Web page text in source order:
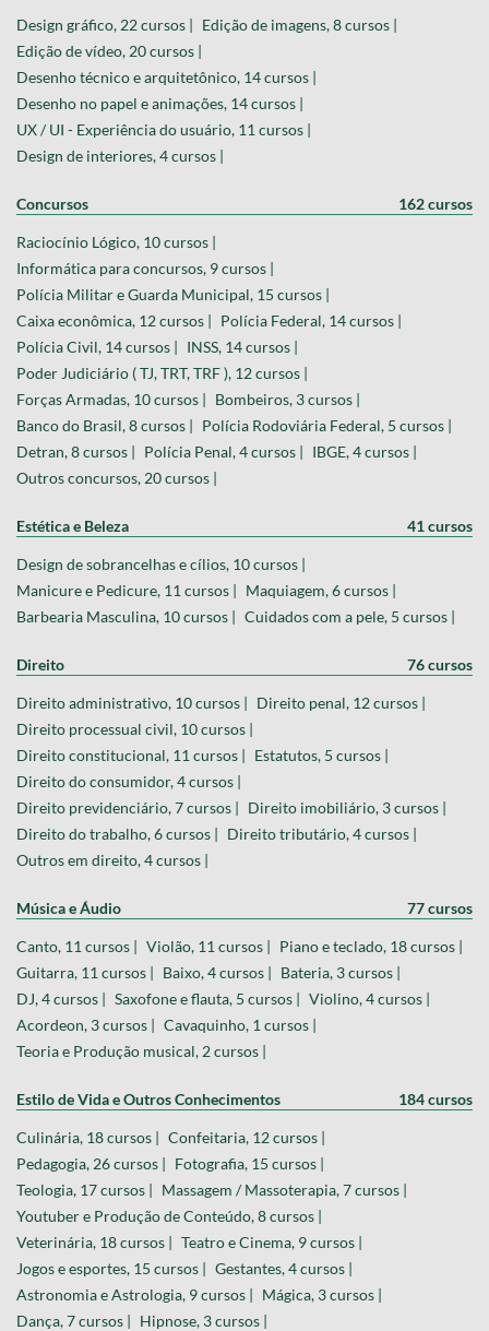
Design gráfico, 22 cursos | Edição de imagens, 8 cursos |
Edição de vídeo, 20 cursos |
Desenho técnico e arquitetônico, 14 cursos |
Desenho no papel e animações, 14 cursos |
UX / UI - Experiência do usuário, 11 cursos |
Design de interiores, 4 cursos |
Concursos 162 cursos
Raciocínio Lógico, 10 cursos |
Informática para concursos, 9 cursos |
Polícia Militar e Guarda Municipal, 15 cursos |
Caixa econômica, 12 cursos | Polícia Federal, 14 cursos |
Polícia Civil, 14 cursos | INSS, 14 cursos |
Poder Judiciário ( TJ, TRT, TRF ), 12 cursos |
Forças Armadas, 10 cursos | Bombeiros, 3 cursos |
Banco do Brasil, 8 cursos | Polícia Rodoviária Federal, 5 cursos |
Detran, 8 cursos | Polícia Penal, 4 cursos | IBGE, 4 cursos |
Outros concursos, 20 cursos |
Estética e Beleza 41 cursos
Design de sobrancelhas e cílios, 10 cursos |
Manicure e Pedicure, 11 cursos | Maquiagem, 6 cursos |
Barbearia Masculina, 10 cursos | Cuidados com a pele, 5 cursos |
Direito 76 cursos
Direito administrativo, 10 cursos | Direito penal, 12 cursos |
Direito processual civil, 10 cursos |
Direito constitucional, 11 cursos | Estatutos, 5 cursos |
Direito do consumidor, 4 cursos |
Direito previdenciário, 7 cursos | Direito imobiliário, 3 cursos |
Direito do trabalho, 6 cursos | Direito tributário, 4 cursos |
Outros em direito, 4 cursos |
Música e Áudio 77 cursos
Canto, 11 cursos | Violão, 11 cursos | Piano e teclado, 18 cursos |
Guitarra, 11 cursos | Baixo, 4 cursos | Bateria, 3 cursos |
DJ, 4 cursos | Saxofone e flauta, 5 cursos | Violino, 4 cursos |
Acordeon, 3 cursos | Cavaquinho, 1 cursos |
Teoria e Produção musical, 2 cursos |
Estilo de Vida e Outros Conhecimentos 184 cursos
Culinária, 18 cursos | Confeitaria, 12 cursos |
Pedagogia, 26 cursos | Fotografia, 15 cursos |
Teologia, 17 cursos | Massagem / Massoterapia, 7 cursos |
Youtuber e Produção de Conteúdo, 8 cursos |
Veterinária, 18 cursos | Teatro e Cinema, 9 cursos |
Jogos e esportes, 15 cursos | Gestantes, 4 cursos |
Astronomia e Astrologia, 9 cursos | Mágica, 3 cursos |
Dança, 7 cursos | Hipnose, 3 cursos |